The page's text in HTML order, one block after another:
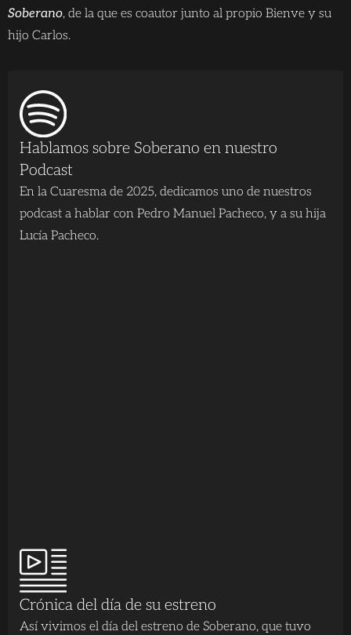
Soberano, de la que es coautor junto al propio Bienve y su
hijo Carlos.
Hablamos sobre Soberano en nuestro
Podcast
En la Cuaresma de 2025, dedicamos uno de nuestros
podcast a hablar con Pedro Manuel Pacheco, y a su hija
Lucía Pacheco.
Crónica del día de su estreno
Así vivimos el día del estreno de Soberano, que tuvo